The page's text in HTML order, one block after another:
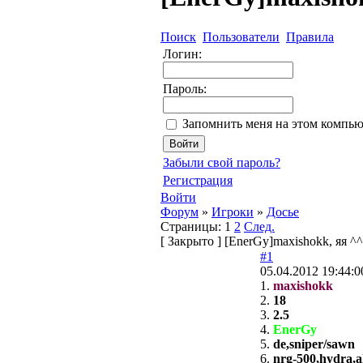
Поиск Пользователи Правила
Логин:
Пароль:
Запомнить меня на этом
Забыли свой пароль?
Регистрация
Войти
Форум » Игроки » Досье
Страницы: 1 2 След.
[ Закрыто ] [EnerGy]maxishokk, яя ^^
#1
05.04.2012
1. maxishokk
2. 18
3. 2.5
4. EnerGy
5. de,sniper/sawn
6. nrg-